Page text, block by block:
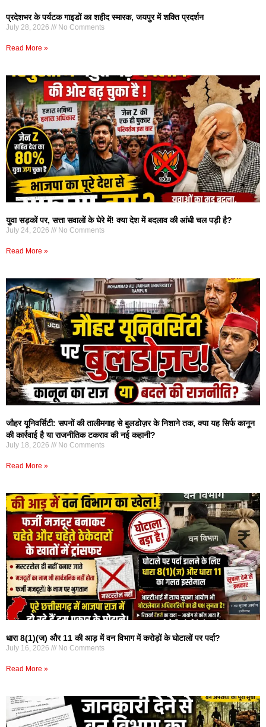
प्रदेशभर के पर्यटक गाइडों का शहीद स्मारक, जयपुर में शक्ति प्रदर्शन
July 28, 2026 No Comments
Read More »
युवा सड़कों पर, सत्ता सवालों के घेरे में! क्या देश में बदलाव की आंधी चल पड़ी है?
July 24, 2026 No Comments
Read More »
जौहर यूनिवर्सिटी: सपनों की तालीमगाह से बुलडोज़र के निशाने तक, क्या यह सिर्फ कानून
की कार्रवाई है या राजनीतिक टकराव की नई कहानी?
July 18, 2026 No Comments
Read More »
धारा 8(1)(ज) और 11 की आड़ में वन विभाग में करोड़ों के घोटालों पर पर्दा?
July 16, 2026 No Comments
Read More »